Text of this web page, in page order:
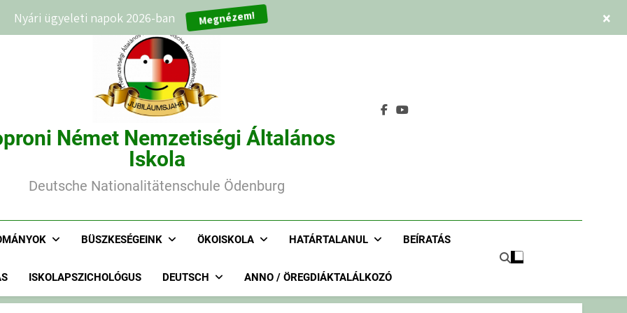
Német Nemzetiségi Általános
Iskola
Deutsche Nationalitätenschule Ödenburg
BÜSZKESÉGEINK ÖKOISKOLA HATÁRTALANUL BEÍRATÁS
ISKOLAPSZICHOLÓGUS DEUTSCH ANNO / ÖREGDIÁKTALÁLKOZÓ
Nyári ügyeleti napok 2026-ban Megnézem! ×